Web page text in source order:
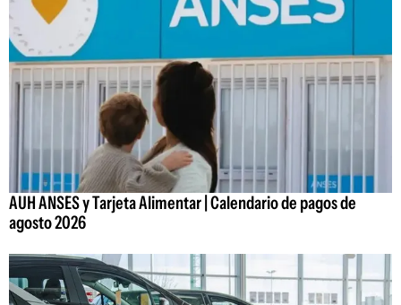
AUH ANSES y Tarjeta Alimentar | Calendario de pagos de
agosto 2026